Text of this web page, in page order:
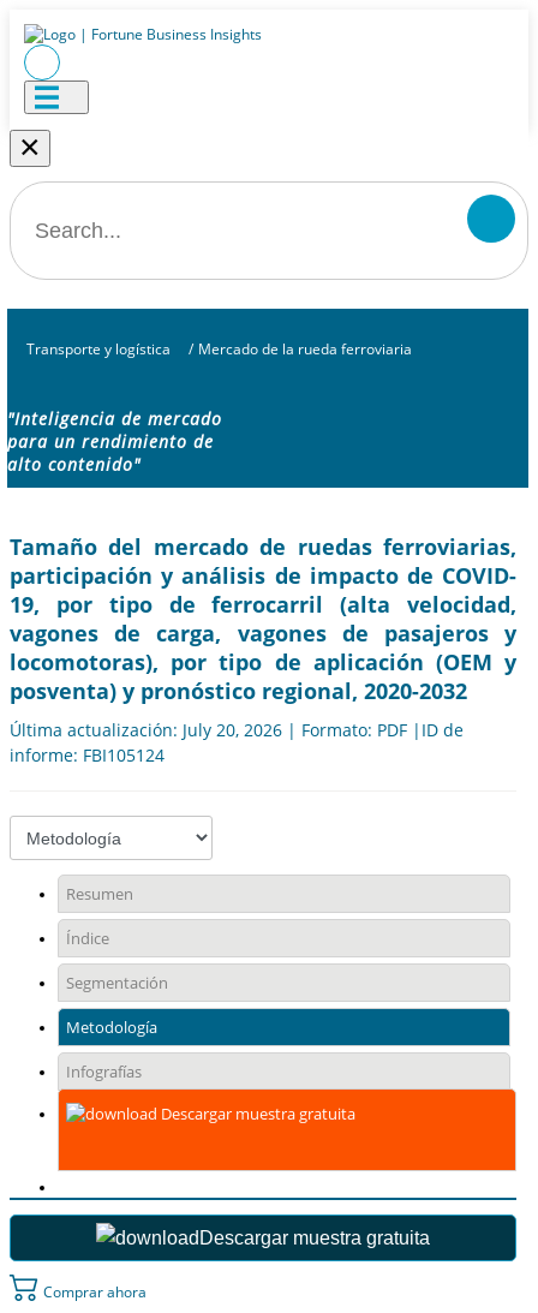
×
Transporte y logística / Mercado de la rueda ferroviaria
"Inteligencia de mercado
para un rendimiento de
alto contenido"
Tamaño del mercado de ruedas ferroviarias,
participación y análisis de impacto de COVID-
19, por tipo de ferrocarril (alta velocidad,
vagones de carga, vagones de pasajeros y
locomotoras), por tipo de aplicación (OEM y
posventa) y pronóstico regional, 2020-2032
Última actualización: July 20, 2026 | Formato: PDF |ID de
informe: FBI105124
Resumen
Índice
Segmentación
Metodología
Infografías
Descargar muestra gratuita
Descargar muestra gratuita
Comprar ahora